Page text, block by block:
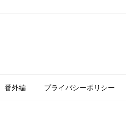
番外編 プライバシーポリシー